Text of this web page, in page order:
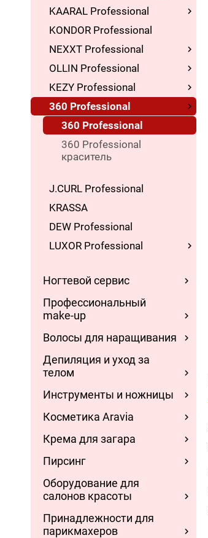
KAARAL Professional
KONDOR Professional
NEXXT Professional
OLLIN Professional
KEZY Professional
360 Professional
360 Professional
360 Professional
краситель
J.CURL Professional
KRASSA
DEW Professional
LUXOR Professional
Ногтевой сервис
Профессиональный
make-up
Волосы для наращивания
Депиляция и уход за
телом
Инструменты и ножницы
Косметика Aravia
Крема для загара
Пирсинг
Оборудование для
салонов красоты
Принадлежности для
парикмахеров